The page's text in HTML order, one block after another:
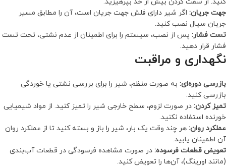
جهت جریان: اگر شیر دارای فلش جهت جریان است، آن را مطابق مسیر
جریان سیال نصب کنید.
تست فشار: پس از نصب، سیستم را برای اطمینان از عدم نشتی، تحت تست
فشار قرار دهید.
نگهداری و مراقبت
بازرسی دوره‌ای: به صورت منظم، شیر را برای بررسی نشتی یا خوردگی
بازرسی کنید.
تمیز کردن: در صورت لزوم، سطح خارجی شیر را تمیز کنید. از مواد شیمیایی
خورنده استفاده نکنید.
عملکرد روان: هر چند وقت یک بار، شیر را باز و بسته کنید تا از عملکرد روان
آن اطمینان یابید.
تعویض قطعات فرسوده: در صورت مشاهده فرسودگی در قطعات آب‌بندی
(مانند اورینگ)، آن‌ها را تعویض کنید.